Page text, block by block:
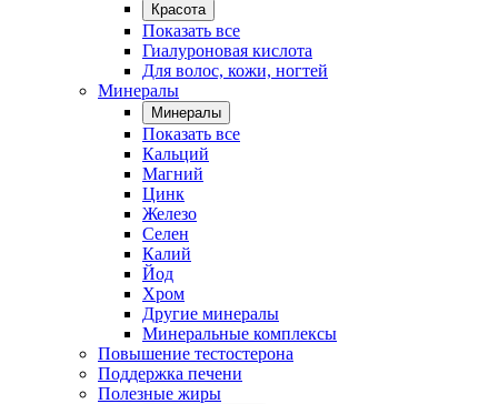
Красота
Показать все
Гиалуроновая кислота
Для волос, кожи, ногтей
Минералы
Минералы
Показать все
Кальций
Магний
Цинк
Железо
Селен
Калий
Йод
Хром
Другие минералы
Минеральные комплексы
Повышение тестостерона
Поддержка печени
Полезные жиры